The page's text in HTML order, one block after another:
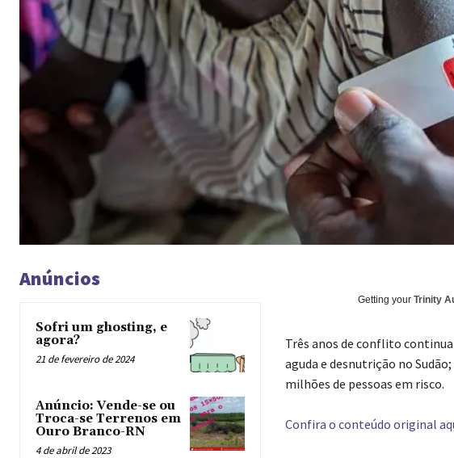
Anúncios
Sofri um ghosting, e
agora?
21 de fevereiro de 2024
Anúncio: Vende-se ou
Troca-se Terrenos em
Ouro Branco-RN
4 de abril de 2023
Getting your Trinity
Três anos de conflito
aguda e desnutrição no
milhões de pessoas em risco.
Confira o conteúdo original